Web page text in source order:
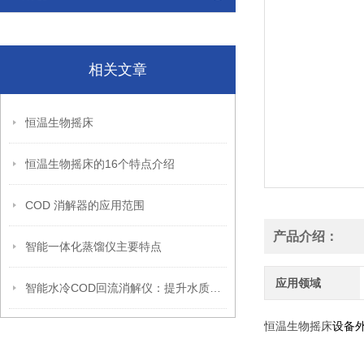
相关文章
恒温生物摇床
恒温生物摇床的16个特点介绍
COD 消解器的应用范围
智能一体化蒸馏仪主要特点
产品介绍：
应用领域
恒温生物摇床设备